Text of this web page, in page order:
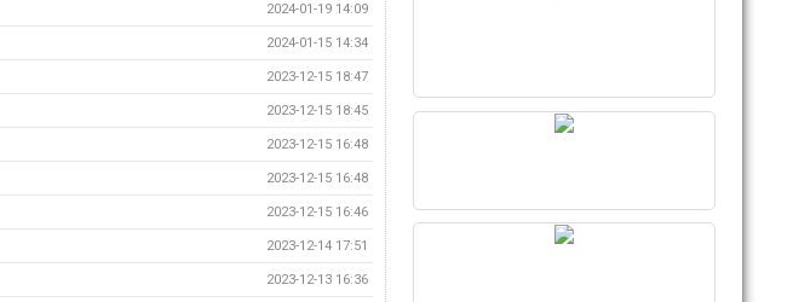
2024-01-19 14:09
2024-01-15 14:34
2023-12-15 18:47
2023-12-15 18:45
2023-12-15 16:48
2023-12-15 16:48
2023-12-15 16:46
2023-12-14 17:51
2023-12-13 16:36